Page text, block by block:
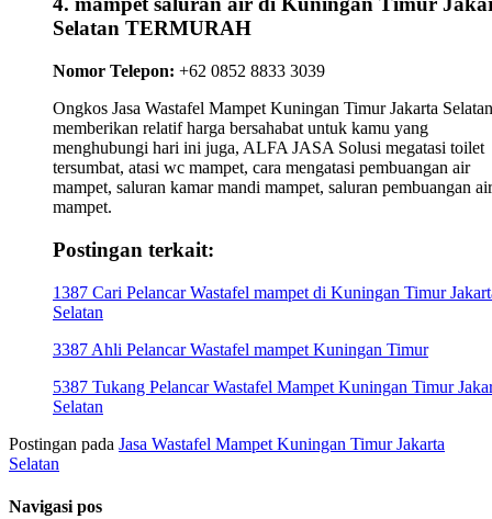
Selatan TERMURAH
Nomor Telepon: +62 0852 8833 3039
Ongkos Jasa Wastafel Mampet Kuningan Timur Jakarta Selatan
memberikan relatif harga bersahabat untuk kamu yang
menghubungi hari ini juga, ALFA JASA Solusi megatasi toilet
tersumbat, atasi wc mampet, cara mengatasi pembuangan air
mampet, saluran kamar mandi mampet, saluran pembuangan air
mampet.
Postingan terkait:
1387 Cari Pelancar Wastafel mampet di Kuningan Timur
Selatan
3387 Ahli Pelancar Wastafel mampet Kuningan Timur
5387 Tukang Pelancar Wastafel Mampet Kuningan Timur
Selatan
Postingan pada Jasa Wastafel Mampet Kuningan Timur Jakarta
Selatan
Navigasi pos